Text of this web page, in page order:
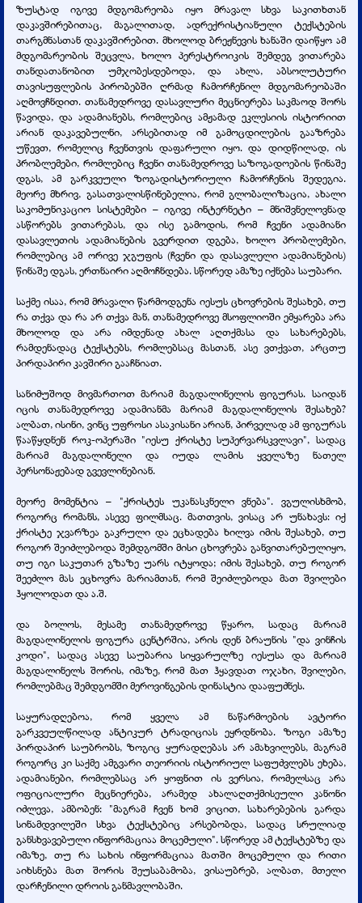
ზუსტად იგივე მდგომარეობა იყო მრავალ სხვა საკითხთან
დაკავშირებითაც, მაგალითად, ადრექრისტიანული ტექსტების
თარგმნასთან დაკავშირებით. მხოლოდ ბრეჟნევის ხანაში დაიწყო ამ
მდგომარეობის შეცვლა, ხოლო პერესტროიკის შემდეგ ვითარება
თანდათანობით უმჯობესდებოდა, და ახლა, აბსოლუტური
თავისუფლების პირობებში ღრმად ჩამორჩენილ მდგომარეობაში
აღმოვჩნდით. თანამედროვე დასავლური მეცნიერება საკმაოდ შორს
წავიდა, და ადამიანებს, რომლებიც ამჟამად ეკლესიის ისტორიით
არიან დაკავებულნი, არსებითად იმ გამოცდილების გააზრება
უწევთ, რომელიც ჩვენთვის დაფარული იყო. და დიდწილად, ის
პრობლემები, რომლებიც ჩვენი თანამედროვე საზოგადოების წინაშე
დგას, ამ გარკვეული ზოგადისტორიული ჩამორჩენის შედეგია.
მეორე მხრივ, გასათვალისწინებელია, რომ გლობალიზაცია, ახალი
საკომუნიკაციო სისტემები – იგივე ინტერნეტი – მნიშვნელოვნად
ასწორებს ვითარებას, და ისე გამოდის, რომ ჩვენი ადამიანი
დასავლეთის ადამიანების გვერდით დგება, ხოლო პრობლემები,
რომლებიც ამ ორივე ჯგუფის (ჩვენი და დასავლელი ადამიანების)
წინაშე დგას, ერთნაირი აღმოჩნდება. სწორედ ამაზე იქნება საუბარი.
საქმე ისაა, რომ მრავალი წარმოდგენა იესუს ცხოვრების შესახებ, თუ
რა თქვა და რა არ თქვა მან, თანამედროვე მსოფლიოში ემყარება არა
მხოლოდ და არა იმდენად ახალ აღთქმასა და სახარებებს,
რამდენადაც ტექსტებს, რომლებსაც მასთან, ასე ვთქვათ, არცთუ
პირდაპირი კავშირი გააჩნიათ.
სანიმუშოდ მივმართოთ მარიამ მაგდალინელის ფიგურას. საიდან
იცის თანამედროვე ადამიანმა მარიამ მაგდალინელის შესახებ?
ალბათ, ისინი, ვინც უფროსი ასაკისანი არიან, პირველად ამ ფიგურას
წააწყდნენ როკ-ოპერაში "იესუ ქრისტე სუპერვარსკვლავი", სადაც
მარიამ მაგდალინელი და იუდა ლამის ყველაზე ნათელ
პერსონაჟებად გვევლინებიან.
მეორე მომენტია – "ქრისტეს უკანასკნელი ვნება". ვგულისხმობ,
როგორც რომანს, ასევე ფილმსაც. მათთვის, ვისაც არ უნახავს: იქ
ქრისტე ჯვარზეა გაკრული და ეცხადება ხილვა იმის შესახებ, თუ
როგორ შეიძლებოდა შემდგომში მისი ცხოვრება განვითარებულიყო,
თუ იგი საკუთარ გზაზე უარს იტყოდა; იმის შესახებ, თუ როგორ
შეეძლო მას ეცხოვრა მარიამთან, რომ შეიძლებოდა მათ შვილები
ჰყოლოდათ და ა.შ.
და ბოლოს, მესამე თანამედროვე წყარო, სადაც მარიამ
მაგდალინელის ფიგურა ცენტრშია, არის დენ ბრაუნის "და ვინჩის
კოდი", სადაც ასევე საუბარია სიყვარულზე იესუსა და მარიამ
მაგდალინელს შორის, იმაზე, რომ მათ ჰყავდათ ოჯახი, შვილები,
რომლებმაც შემდგომში მეროვინგების დინასტია დააფუძნეს.
საყურადღებოა, რომ ყველა ამ ნაწარმოების ავტორი
გარკვეულწილად ანტიკურ ტრადიციას ეყრდნობა. ზოგი ამაზე
პირდაპირ საუბრობს, ზოგიც ყურადღებას არ ამახვილებს, მაგრამ
როგორც კი საქმე ამგვარი თეორიის ისტორიულ საფუძვლებს ეხება,
ადამიანები, რომლებსაც არ ყოფნით ის ვერსია, რომელსაც არა
ოფიციალური მეცნიერება, არამედ ახალაღთქმისეული კანონი
იძლევა, ამბობენ: "მაგრამ ჩვენ ხომ ვიცით, სახარებების გარდა
სინამდვილეში სხვა ტექსტებიც არსებობდა, სადაც სრულიად
განსხვავებული ინფორმაციაა მოცემული". სწორედ ამ ტექსტებზე და
იმაზე, თუ რა სახის ინფორმაციაა მათში მოცემული და რითი
აიხსნება მათ შორის შეუსაბამობა, ვისაუბრებ, ალბათ, მთელი
დარჩენილი დროის განმავლობაში.